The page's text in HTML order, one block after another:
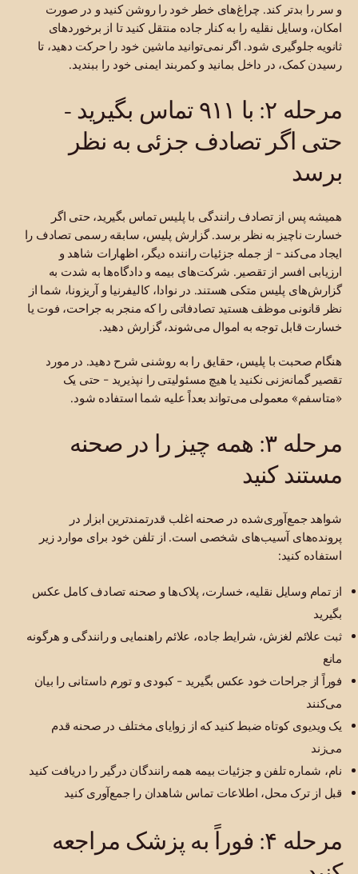
و سر را بدتر کند. چراغ‌های خطر خود را روشن کنید و در صورت
امکان، وسایل نقلیه را به کنار جاده منتقل کنید تا از برخوردهای
ثانویه جلوگیری شود. اگر نمی‌توانید ماشین خود را حرکت دهید، تا
رسیدن کمک، در داخل بمانید و کمربند ایمنی خود را ببندید.
مرحله ۲: با ۹۱۱ تماس بگیرید -
حتی اگر تصادف جزئی به نظر
برسد
همیشه پس از تصادف رانندگی با پلیس تماس بگیرید، حتی اگر
خسارت ناچیز به نظر برسد. گزارش پلیس، سابقه رسمی تصادف را
ایجاد می‌کند - از جمله جزئیات راننده دیگر، اظهارات شاهد و
ارزیابی افسر از تقصیر. شرکت‌های بیمه و دادگاه‌ها به شدت به
گزارش‌های پلیس متکی هستند. در نوادا، کالیفرنیا و آریزونا، شما از
نظر قانونی موظف هستید تصادفاتی را که منجر به جراحت، فوت یا
خسارت قابل توجه به اموال می‌شوند، گزارش دهید.
هنگام صحبت با پلیس، حقایق را به روشنی شرح دهید. در مورد
تقصیر گمانه‌زنی نکنید یا هیچ مسئولیتی را نپذیرید - حتی یک
«متاسفم» معمولی می‌تواند بعداً علیه شما استفاده شود.
مرحله ۳: همه چیز را در صحنه
مستند کنید
شواهد جمع‌آوری‌شده در صحنه اغلب قدرتمندترین ابزار در
پرونده‌های آسیب‌های شخصی است. از تلفن خود برای موارد زیر
استفاده کنید:
از تمام وسایل نقلیه، خسارت، پلاک‌ها و صحنه تصادف کامل عکس
بگیرید
ثبت علائم لغزش، شرایط جاده، علائم راهنمایی و رانندگی و هرگونه
مانع
فوراً از جراحات خود عکس بگیرید - کبودی و تورم داستانی را بیان
می‌کنند
یک ویدیوی کوتاه ضبط کنید که از زوایای مختلف در صحنه قدم
می‌زند
نام، شماره تلفن و جزئیات بیمه همه رانندگان درگیر را دریافت کنید
قبل از ترک محل، اطلاعات تماس شاهدان را جمع‌آوری کنید
مرحله ۴: فوراً به پزشک مراجعه